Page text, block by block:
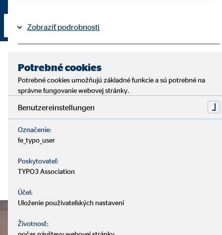
Nadviazať kontakt
Zobraziť podrobnosti
Potrebné cookies
Potrebné cookies umožňujú základné funkcie a sú potrebné na
správne fungovanie webovej stránky.
Benutzereinstellungen
Označenie:
fe_typo_user
Poskytovateľ:
TYPO3 Association
Účel:
Uloženie používateľských nastavení
Životnosť: